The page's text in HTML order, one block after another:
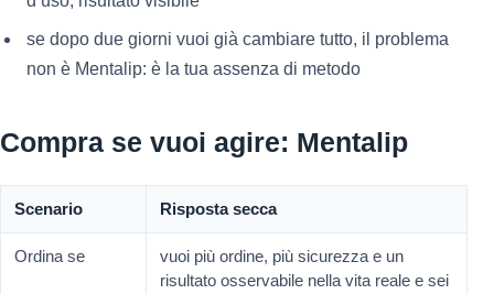
se dopo due giorni vuoi già cambiare tutto, il problema
non è Mentalip: è la tua assenza di metodo
Compra se vuoi agire: Mentalip
Scenario Risposta secca
Ordina se
vuoi più ordine, più sicurezza e un
risultato osservabile nella vita reale e sei